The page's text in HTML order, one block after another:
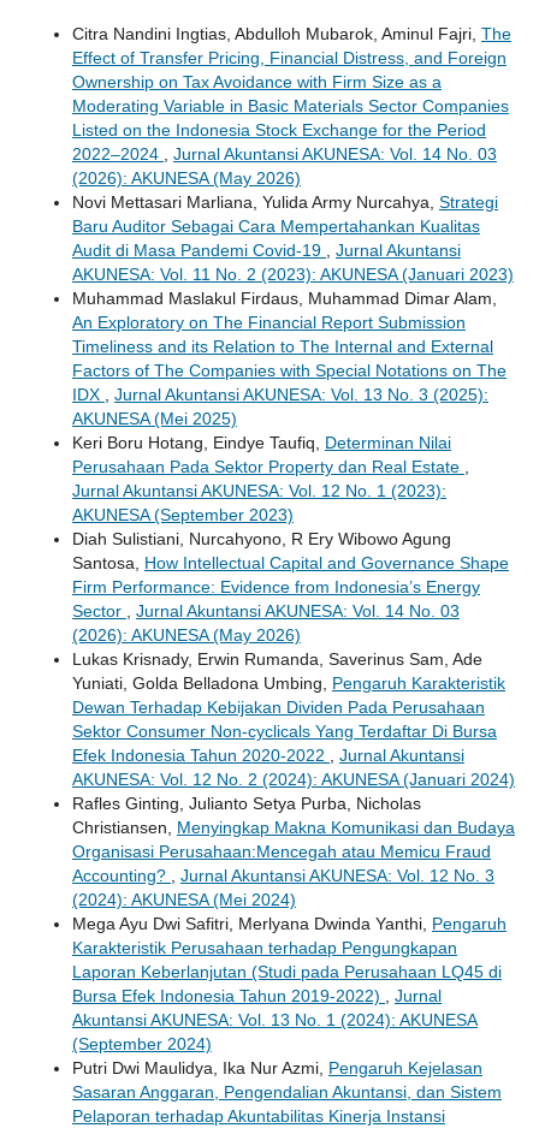
Citra Nandini Ingtias, Abdulloh Mubarok, Aminul Fajri, The
Effect of Transfer Pricing, Financial Distress, and Foreign
Ownership on Tax Avoidance with Firm Size as a
Moderating Variable in Basic Materials Sector Companies
Listed on the Indonesia Stock Exchange for the Period
2022–2024
Jurnal Akuntansi AKUNESA: Vol. 14 No. 03
(2026): AKUNESA (May 2026)
Novi Mettasari Marliana, Yulida Army Nurcahya, Strategi
Baru Auditor Sebagai Cara Mempertahankan Kualitas
Audit di Masa Pandemi Covid-19
Jurnal Akuntansi
AKUNESA: Vol. 11 No. 2 (2023): AKUNESA (Januari 2023)
Muhammad Maslakul Firdaus, Muhammad Dimar Alam,
An Exploratory on The Financial Report Submission
Timeliness and its Relation to The Internal and External
Factors of The Companies with Special Notations on The
IDX
Jurnal Akuntansi AKUNESA: Vol. 13 No. 3 (2025):
AKUNESA (Mei 2025)
Keri Boru Hotang, Eindye Taufiq, Determinan Nilai
Perusahaan Pada Sektor Property dan Real Estate
Jurnal Akuntansi AKUNESA: Vol. 12 No. 1 (2023):
AKUNESA (September 2023)
Diah Sulistiani, Nurcahyono, R Ery Wibowo Agung
Santosa, How Intellectual Capital and Governance Shape
Firm Performance: Evidence from Indonesia’s Energy
Sector
Jurnal Akuntansi AKUNESA: Vol. 14 No. 03
(2026): AKUNESA (May 2026)
Lukas Krisnady, Erwin Rumanda, Saverinus Sam, Ade
Yuniati, Golda Belladona Umbing, Pengaruh Karakteristik
Dewan Terhadap Kebijakan Dividen Pada Perusahaan
Sektor Consumer Non-cyclicals Yang Terdaftar Di Bursa
Efek Indonesia Tahun 2020-2022
Jurnal Akuntansi
AKUNESA: Vol. 12 No. 2 (2024): AKUNESA (Januari 2024)
Rafles Ginting, Julianto Setya Purba, Nicholas
Christiansen, Menyingkap Makna Komunikasi dan Budaya
Organisasi Perusahaan:Mencegah atau Memicu Fraud
Accounting?
Jurnal Akuntansi AKUNESA: Vol. 12 No. 3
(2024): AKUNESA (Mei 2024)
Mega Ayu Dwi Safitri, Merlyana Dwinda Yanthi, Pengaruh
Karakteristik Perusahaan terhadap Pengungkapan
Laporan Keberlanjutan (Studi pada Perusahaan LQ45 di
Bursa Efek Indonesia Tahun 2019-2022)
Jurnal
Akuntansi AKUNESA: Vol. 13 No. 1 (2024): AKUNESA
(September 2024)
Putri Dwi Maulidya, Ika Nur Azmi, Pengaruh Kejelasan
Sasaran Anggaran, Pengendalian Akuntansi, dan Sistem
Pelaporan terhadap Akuntabilitas Kinerja Instansi